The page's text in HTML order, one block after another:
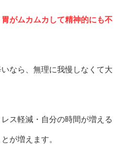
胃がムカムカして精神的にも不
なら、無理に我慢しなくて大
ス軽減・自分の時間が増える
が増えます。